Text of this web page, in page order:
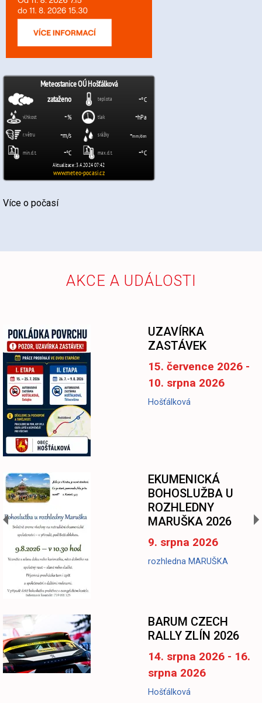
Více o počasí
AKCE A UDÁLOSTI
UZAVÍRKA
ZASTÁVEK
15. července 2026 -
10. srpna 2026
Hošťálková
EKUMENICKÁ
BOHOSLUŽBA U
ROZHLEDNY
MARUŠKA 2026
9. srpna 2026
rozhledna MARUŠKA
BARUM CZECH
RALLY ZLÍN 2026
14. srpna 2026 - 16.
srpna 2026
Hošťálková